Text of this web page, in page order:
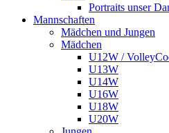
Portraits unser
Mannschaften
Mädchen und Jungen
Mädchen
U12W /
U13W
U14W
U16W
U18W
U20W